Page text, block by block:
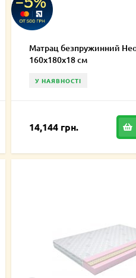
Матрац безпружинний
160х180х18 см
У НАЯВНОСТІ
14,144 грн.